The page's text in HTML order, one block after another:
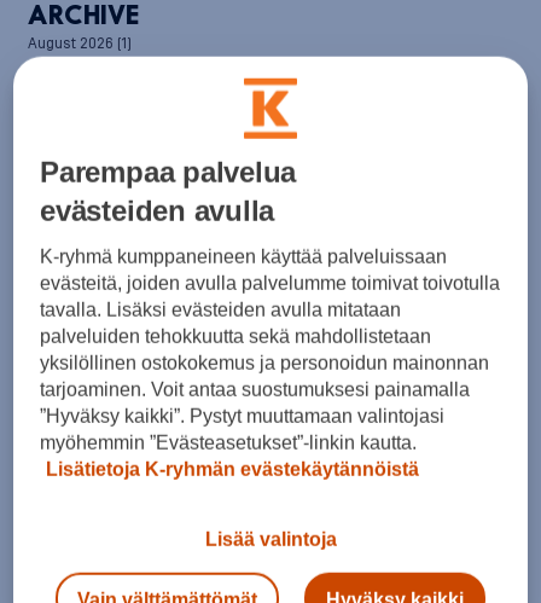
ARCHIVE
August 2026 (1)
March 2026(8)
February 2026(5)
January 2026(6)
November 2025(7)
October 2025(8)
September 2025(5)
August 2025(6)
July 2025(7)
June 2025(7)
May 2025
April 2025
(7)
March 2025(7)
February 2025(6)
October 2024(8)
Parempaa palvelua
evästeiden avulla
K-ryhmä kumppaneineen käyttää palveluissaan
evästeitä, joiden avulla palvelumme toimivat toivotulla
tavalla. Lisäksi evästeiden avulla mitataan
palveluiden tehokkuutta sekä mahdollistetaan
yksilöllinen ostokokemus ja personoidun mainonnan
tarjoaminen. Voit antaa suostumuksesi painamalla
”Hyväksy kaikki”. Pystyt muuttamaan valintojasi
myöhemmin ”Evästeasetukset”-linkin kautta.
Lisätietoja K-ryhmän evästekäytännöistä
Lisää valintoja
Vain välttämättömät Hyväksy kaikki